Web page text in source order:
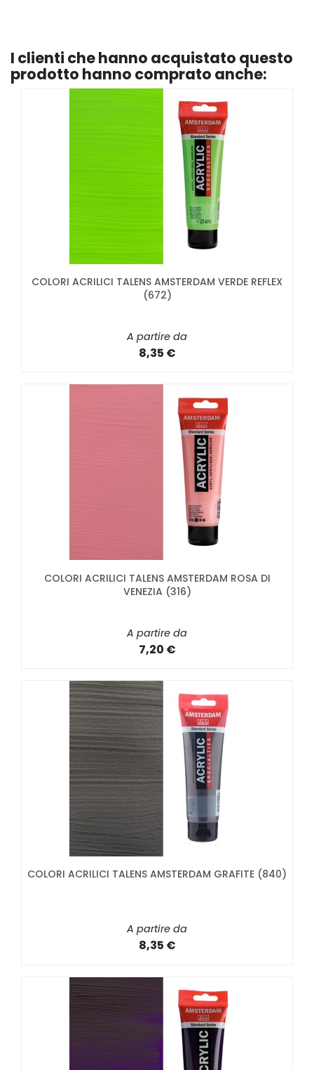
I clienti che hanno acquistato questo
prodotto hanno comprato anche:
COLORI ACRILICI TALENS AMSTERDAM VERDE REFLEX
(672)
A partire da
8,35 €
COLORI ACRILICI TALENS AMSTERDAM ROSA DI
VENEZIA (316)
A partire da
7,20 €
COLORI ACRILICI TALENS AMSTERDAM GRAFITE (840)
A partire da
8,35 €